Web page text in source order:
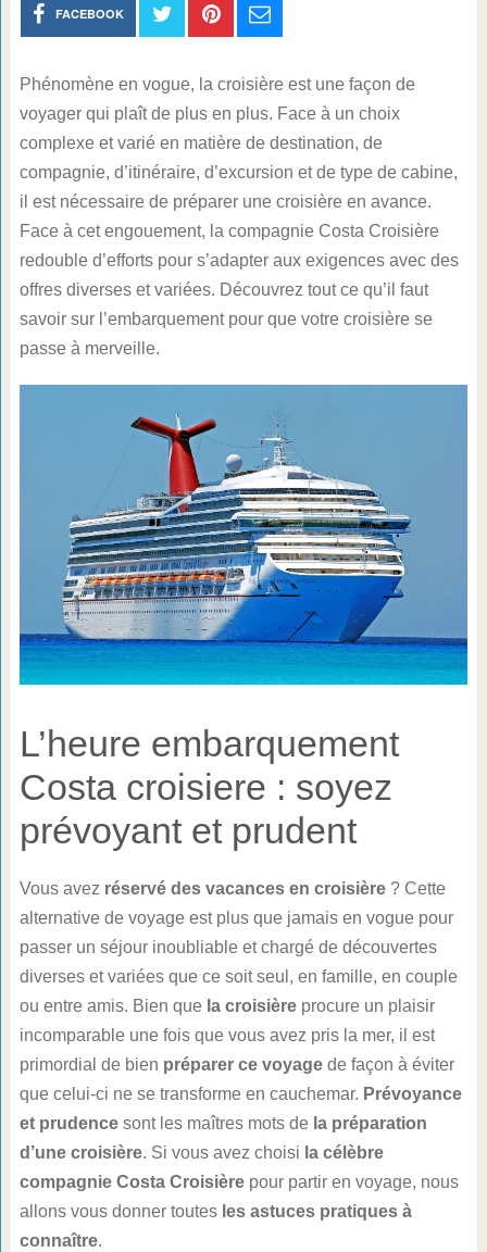
FACEBOOK
Phénomène en vogue, la croisière est une façon de
voyager qui plaît de plus en plus. Face à un choix
complexe et varié en matière de destination, de
compagnie, d’itinéraire, d’excursion et de type de cabine,
il est nécessaire de préparer une croisière en avance.
Face à cet engouement, la compagnie Costa Croisière
redouble d’efforts pour s’adapter aux exigences avec des
offres diverses et variées. Découvrez tout ce qu’il faut
savoir sur l’embarquement pour que votre croisière se
passe à merveille.
L’heure embarquement
Costa croisiere : soyez
prévoyant et prudent
Vous avez réservé des vacances en croisière? Cette
alternative de voyage est plus que jamais en vogue pour
passer un séjour inoubliable et chargé de découvertes
diverses et variées que ce soit seul, en famille, en couple
ou entre amis. Bien que la croisièreprocure un plaisir
incomparable une fois que vous avez pris la mer, il est
primordial de bien préparer ce voyagede façon à éviter
que celui-ci ne se transforme en cauchemar. Prévoyance
et prudencesont les maîtres mots de la préparation
d’une croisière. Si vous avez choisi la célèbre
compagnie Costa Croisièrepour partir en voyage, nous
allons vous donner toutes les astuces pratiques à
connaître.